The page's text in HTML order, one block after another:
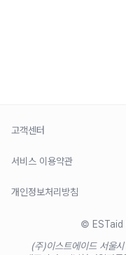
고객센터
서비스 이용약관
개인정보처리방침
© ESTaid
(주)이스트에이드 서울